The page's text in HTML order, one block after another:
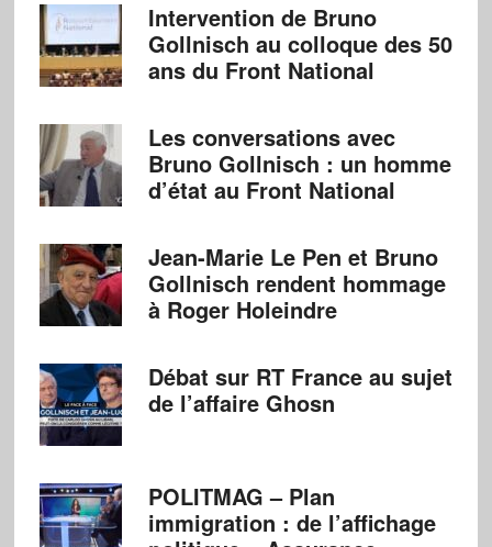
Intervention de Bruno
Gollnisch au colloque des 50
ans du Front National
Les conversations avec
Bruno Gollnisch : un homme
d’état au Front National
Jean-Marie Le Pen et Bruno
Gollnisch rendent hommage
à Roger Holeindre
Débat sur RT France au sujet
de l’affaire Ghosn
POLITMAG – Plan
immigration : de l’affichage